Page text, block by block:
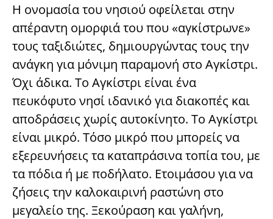
Η ονομασία του νησιού οφείλεται στην
απέραντη ομορφιά του που «αγκίστρωνε»
τους ταξιδιώτες, δημιουργώντας τους την
ανάγκη για μόνιμη παραμονή στο Αγκίστρι.
Όχι άδικα. Το Αγκίστρι είναι ένα
πευκόφυτο νησί ιδανικό για διακοπές και
αποδράσεις χωρίς αυτοκίνητο. Το Αγκίστρι
είναι μικρό. Τόσο μικρό που μπορείς να
εξερευνήσεις τα καταπράσινα τοπία του, με
τα πόδια ή με ποδήλατο. Ετοιμάσου για να
ζήσεις την καλοκαιρινή ραστώνη στο
μεγαλείο της. Ξεκούραση και γαλήνη,